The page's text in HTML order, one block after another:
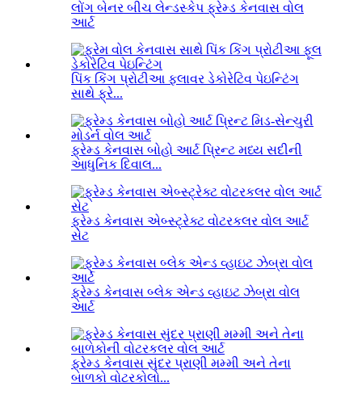
લોંગ બેનર બીચ લેન્ડસ્કેપ ફ્રેમ્ડ કેનવાસ વોલ
આર્ટ
પિંક કિંગ પ્રોટીઆ ફ્લાવર ડેકોરેટિવ પેઇન્ટિંગ
સાથે ફ્રે...
ફ્રેમ્ડ કેનવાસ બોહો આર્ટ પ્રિન્ટ મધ્ય સદીની
આધુનિક દિવાલ...
ફ્રેમ્ડ કેનવાસ એબ્સ્ટ્રેક્ટ વોટરકલર વોલ આર્ટ
સેટ
ફ્રેમ્ડ કેનવાસ બ્લેક એન્ડ વ્હાઇટ ઝેબ્રા વોલ
આર્ટ
ફ્રેમ્ડ કેનવાસ સુંદર પ્રાણી મમ્મી અને તેના
બાળકો વોટરકોલો...